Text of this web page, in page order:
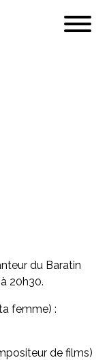
Show/
du Baratin
20h30.
femme) :
de films)